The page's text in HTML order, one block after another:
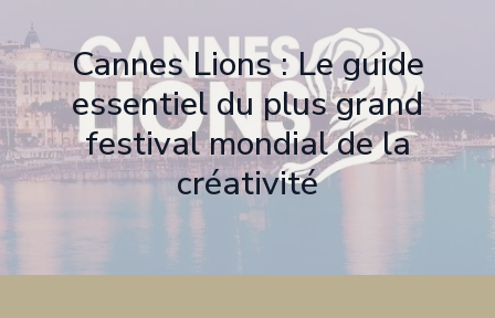
Cannes Lions : Le guide
essentiel du plus grand
festival mondial de la
créativité